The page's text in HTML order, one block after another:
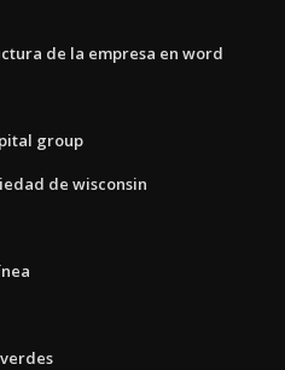
de la empresa en word
group
de wisconsin